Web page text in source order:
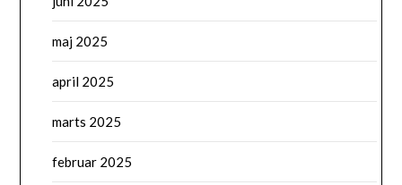
maj 2025
april 2025
marts 2025
februar 2025